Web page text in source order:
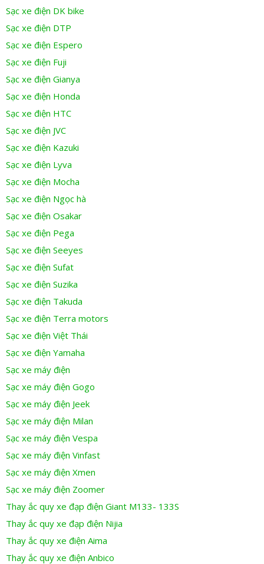
Sạc xe điện DK bike
Sạc xe điện DTP
Sạc xe điện Espero
Sạc xe điện Fuji
Sạc xe điện Gianya
Sạc xe điện Honda
Sạc xe điện HTC
Sạc xe điện JVC
Sạc xe điện Kazuki
Sạc xe điện Lyva
Sạc xe điện Mocha
Sạc xe điện Ngọc hà
Sạc xe điện Osakar
Sạc xe điện Pega
Sạc xe điện Seeyes
Sạc xe điện Sufat
Sạc xe điện Suzika
Sạc xe điện Takuda
Sạc xe điện Terra motors
Sạc xe điện Việt Thái
Sạc xe điện Yamaha
Sạc xe máy điện
Sạc xe máy điện Gogo
Sạc xe máy điện Jeek
Sạc xe máy điện Milan
Sạc xe máy điện Vespa
Sạc xe máy điện Vinfast
Sạc xe máy điện Xmen
Sạc xe máy điện Zoomer
Thay ắc quy xe đạp điện Giant M133- 133S
Thay ắc quy xe đạp điện Nijia
Thay ắc quy xe điện Aima
Thay ắc quy xe điện Anbico